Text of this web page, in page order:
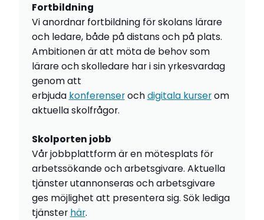
Fortbildning
Vi anordnar fortbildning för skolans lärare
och ledare, både på distans och på plats.
Ambitionen är att möta de behov som
lärare och skolledare har i sin yrkesvardag
genom att
erbjuda konferenserochdigitala kurserom
aktuella skolfrågor.
Skolporten jobb
Vår jobbplattform är en mötesplats för
arbetssökande och arbetsgivare. Aktuella
tjänster utannonseras och arbetsgivare
ges möjlighet att presentera sig. Sök lediga
tjänster här.